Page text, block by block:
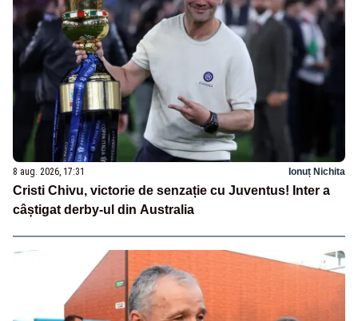
8 aug. 2026, 17:31 Ionuț Nichita
Cristi Chivu, victorie de senzație cu Juventus! Inter a
câștigat derby-ul din Australia